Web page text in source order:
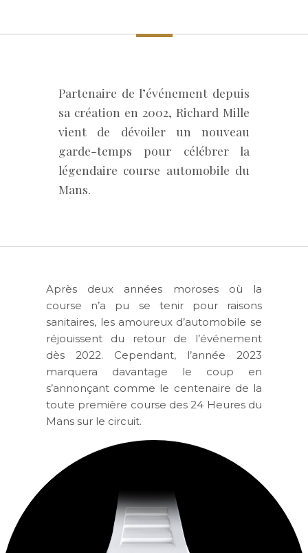
Partenaire de l’événement depuis
sa création en 2002, Richard Mille
vient de dévoiler un nouveau
garde-temps pour célébrer la
légendaire course automobile du
Mans.
Après deux années moroses où la
course n’a pu se tenir pour raisons
sanitaires, les amoureux d’automobile se
réjouissent du retour de l’événement
dès 2022. Cependant, l’année 2023
marquera davantage le coup en
s’annonçant comme le centenaire de la
toute première course des 24 Heures du
Mans sur le circuit.